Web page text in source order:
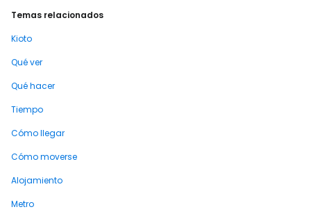
Temas relacionados
Kioto
Qué ver
Qué hacer
Tiempo
Cómo llegar
Cómo moverse
Alojamiento
Metro